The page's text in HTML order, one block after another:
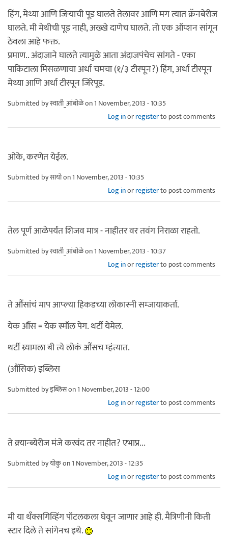
हिंग, मेथ्या आणि जिर्‍याची पूड घालते तेलावर आणि मग त्यात क्रॅनबेरीज
घालते. मी मेथीची पूड नाही, अख्खे दाणेच घालते. तो एक ऑप्शन सांगून
ठेवला आहे फक्त.
प्रमाण.. अंदाजाने घालते त्यामुळे आता अंदाजपंचेच सांगते - एका
पाकिटाला मिसळणाचा अर्धा चमचा (१/३ टीस्पून?) हिंग, अर्धा टीस्पून
मेथ्या आणि अर्धा टीस्पून जिरेपूड.
Submitted byस्वाती_आंबोळेon 1 November, 2013 - 10:35
Log inorregisterto post comments
ओके, करणेत येईल.
Submitted byसायोon 1 November, 2013 - 10:35
Log inorregisterto post comments
तेल पूर्ण आळेपर्यंत शिजव मात्र - नाहीतर वर तवंग निराळा राहतो.
Submitted byस्वाती_आंबोळेon 1 November, 2013 - 10:37
Log inorregisterto post comments
ते औंसांचं माप आप्ल्या हिकडच्या लोकास्नी सम्जायाकर्ता.
येक औंस = येक स्मॉल पेग. थर्टी येमेल.
थर्टी ग्र्यामला बी त्ये लोकं औंसच म्हंत्यात.
(औंसिक) इब्लिस
Submitted byइब्लिसon 1 November, 2013 - 12:00
Log inorregisterto post comments
ते क्र्यान्ब्येरीज मंजे करवंद तर नाहीत? एभाप्र...
Submitted byयोकुon 1 November, 2013 - 12:35
Log inorregisterto post comments
मी या थँक्सगिव्हिंग पॉटलकला घेवून जाणार आहे ही. मैत्रिणीनी किती
स्टार दिले ते सांगेनच इथे.